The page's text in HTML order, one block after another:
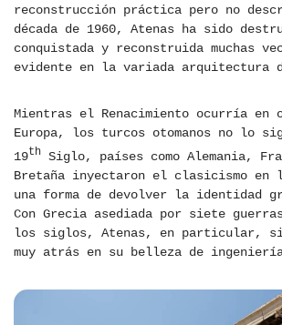
reconstrucción práctica pero no
década de 1960, Atenas ha sido
conquistada y reconstruida muchas
evidente en la variada arquitectura
Mientras el Renacimiento ocurría en
Europa, los turcos otomanos no lo
19th Siglo, países como Alemania,
Bretaña inyectaron el clasicismo en
una forma de devolver la identidad
Con Grecia asediada por siete
los siglos, Atenas, en particular,
muy atrás en su belleza de